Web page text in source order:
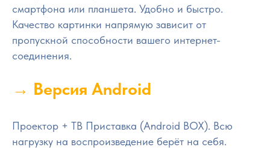
смартфона или планшета. Удобно и быстро.
Качество картинки напрямую зависит от
пропускной способности вашего интернет-
соединения.
→ Версия Android
Проектор + ТВ Приставка (Android BOX). Всю
нагрузку на воспроизведение берёт на себя.